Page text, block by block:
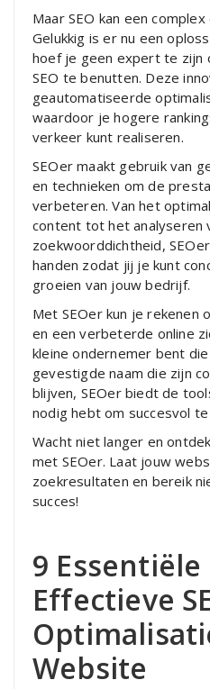
Maar SEO kan een
Gelukkig is er nu een
hoef je geen expert te zijn
SEO te benutten. Deze
geautomatiseerde
waardoor je hogere
verkeer kunt realiseren.
SEOer maakt gebruik van
en technieken om de
verbeteren. Van het
content tot het analyseren
zoekwoorddichtheid,
handen zodat jij je kunt
groeien van jouw bedrijf.
Met SEOer kun je rekenen
en een verbeterde online
kleine ondernemer bent
gevestigde naam die zijn
blijven, SEOer biedt de
nodig hebt om succesvol
Wacht niet langer en
met SEOer. Laat jouw
zoekresultaten en bereik
succes!
9
Effectieve
Website